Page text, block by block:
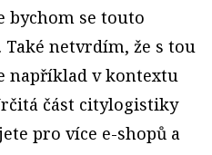
bychom se touto
netvrdím, že s tou
například v kontextu
část citylogistiky
pro více e-shopů a